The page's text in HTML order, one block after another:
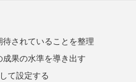
されていることを整理
果の水準を導き出す
て設定する